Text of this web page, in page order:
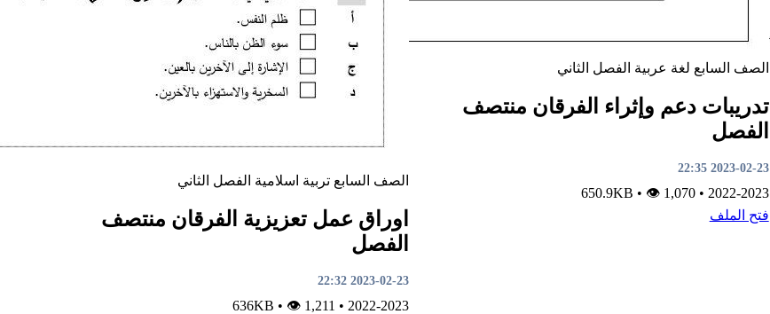
الصف السابع لغة عربية الفصل الثاني
تدريبات دعم وإثراء الفرقان منتصف
الفصل
2023-02-23 22:35
2022-2023
•
650.9KB
• 👁 1,070
فتح الملف
الصف السابع تربية اسلامية الفصل الثاني
اوراق عمل تعزيزية الفرقان منتصف
الفصل
2023-02-23 22:32
2022-2023
•
• 👁 1,211